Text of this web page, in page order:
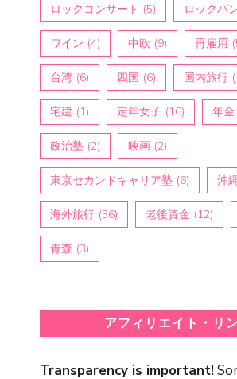
ロックコンサート (5) ロックバ
ワイン (4) 中欧 (9) 再雇用
台湾 (6) 四国 (6) 国内旅行
宅建 (1) 定年女子 (16) 年金
政治塾 (2) 映画 (2)
東京セカンドキャリア塾 (6) 沖
海外旅行 (36) 老後資金 (12)
青森 (3)
アフィリエイト・リ
Transparency is important!